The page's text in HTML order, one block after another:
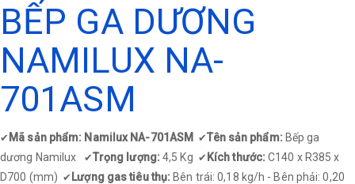
BẾP GA DƯƠNG
NAMILUX NA-
701ASM
✔ Mã sản phẩm: Namilux NA-701ASM ✔Tên sản phẩm: Bếp ga
dương Namilux
✔Trọng lượng: 4,5 Kg ✔ Kích thước:C140 x R385 x
D700 (mm) ✔ Lượng gas tiêu thụ: Bên trái: 0,18 kg/h - Bên phải: 0,20